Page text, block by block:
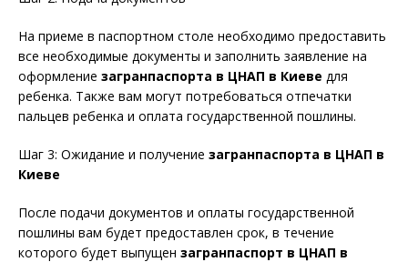
На приеме в паспортном столе необходимо предоставить
все необходимые документы и заполнить заявление на
оформление загранпаспорта в ЦНАП в Киеве для
ребенка. Также вам могут потребоваться отпечатки
пальцев ребенка и оплата государственной пошлины.
Шаг 3: Ожидание и получение загранпаспорта в ЦНАП в
Киеве
После подачи документов и оплаты государственной
пошлины вам будет предоставлен срок, в течение
которого будет выпущен загранпаспорт в ЦНАП в